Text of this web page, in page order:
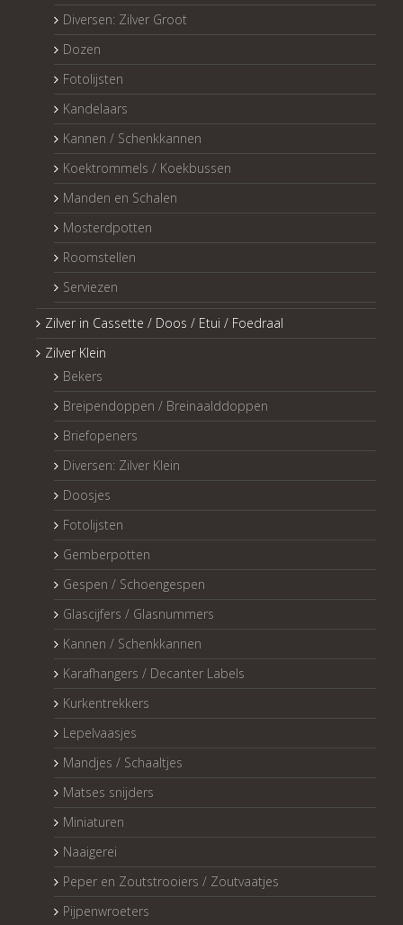
Diversen: Zilver Groot
Dozen
Fotolijsten
Kandelaars
Kannen / Schenkkannen
Koektrommels / Koekbussen
Manden en Schalen
Mosterdpotten
Roomstellen
Serviezen
Zilver in Cassette / Doos / Etui / Foedraal
Zilver Klein
Bekers
Breipendoppen / Breinaalddoppen
Briefopeners
Diversen: Zilver Klein
Doosjes
Fotolijsten
Gemberpotten
Gespen / Schoengespen
Glascijfers / Glasnummers
Kannen / Schenkkannen
Karafhangers / Decanter Labels
Kurkentrekkers
Lepelvaasjes
Mandjes / Schaaltjes
Matses snijders
Miniaturen
Naaigerei
Peper en Zoutstrooiers / Zoutvaatjes
Pijpenwroeters